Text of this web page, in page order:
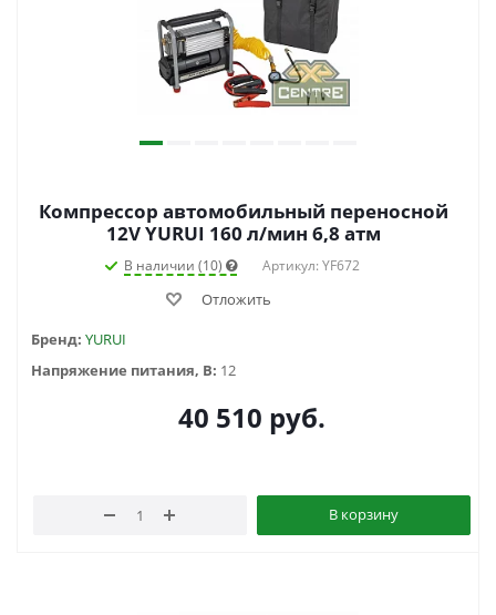
Компрессор автомобильный переносной
12V YURUI 160 л/мин 6,8 атм
В наличии (10) Артикул: YF672
Отложить
Бренд: YURUI
Напряжение питания, В: 12
40 510 руб.
В корзину